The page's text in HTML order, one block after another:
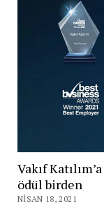
Vakıf
ödül birden
NISAN 18, 2021